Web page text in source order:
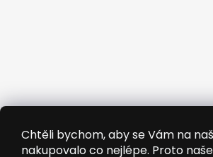
Chtěli bychom, aby se Vám na
nakupovalo co nejlépe. Proto